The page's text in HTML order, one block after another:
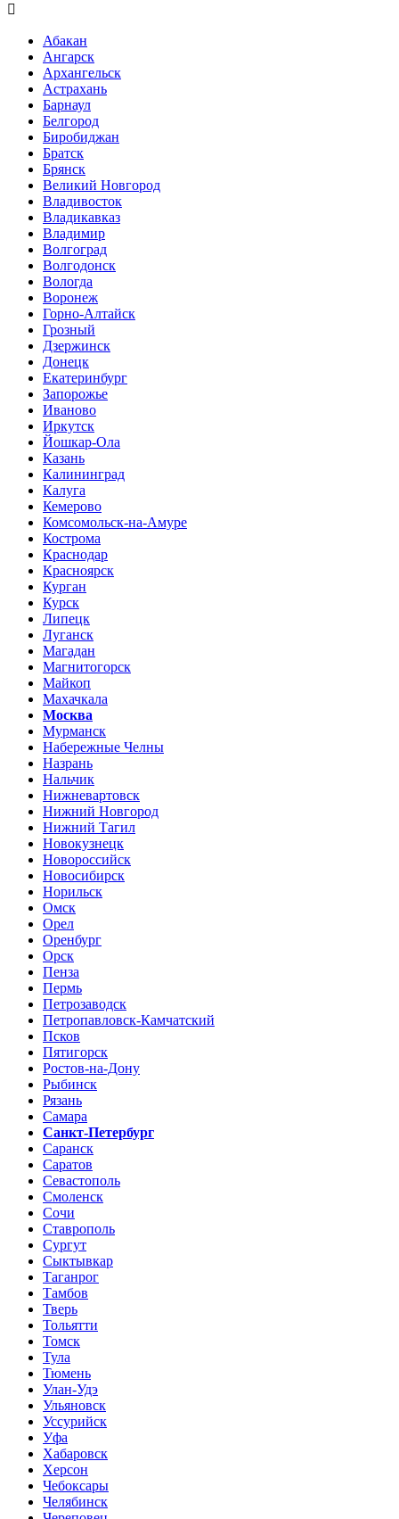

Абакан
Ангарск
Архангельск
Астрахань
Барнаул
Белгород
Биробиджан
Братск
Брянск
Великий Новгород
Владивосток
Владикавказ
Владимир
Волгоград
Волгодонск
Вологда
Воронеж
Горно-Алтайск
Грозный
Дзержинск
Донецк
Екатеринбург
Запорожье
Иваново
Иркутск
Йошкар-Ола
Казань
Калининград
Калуга
Кемерово
Комсомольск-на-Амуре
Кострома
Краснодар
Красноярск
Курган
Курск
Липецк
Луганск
Магадан
Магнитогорск
Майкоп
Махачкала
Москва
Мурманск
Набережные Челны
Назрань
Нальчик
Нижневартовск
Нижний Новгород
Нижний Тагил
Новокузнецк
Новороссийск
Новосибирск
Норильск
Омск
Орел
Оренбург
Орск
Пенза
Пермь
Петрозаводск
Петропавловск-Камчатский
Псков
Пятигорск
Ростов-на-Дону
Рыбинск
Рязань
Самара
Санкт-Петербург
Саранск
Саратов
Севастополь
Смоленск
Сочи
Ставрополь
Сургут
Сыктывкар
Таганрог
Тамбов
Тверь
Тольятти
Томск
Тула
Тюмень
Улан-Удэ
Ульяновск
Уссурийск
Уфа
Хабаровск
Херсон
Чебоксары
Челябинск